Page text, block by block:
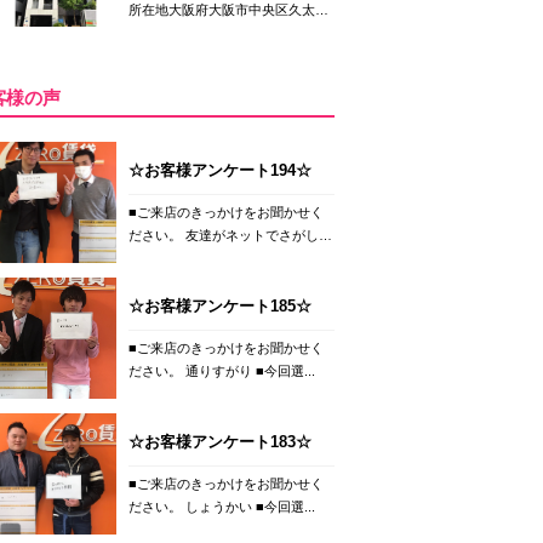
所在地大阪府大阪市中央区久太
様の声
☆お客様アンケート194☆
■ご来店のきっかけをお聞かせく
ださい。 友達がネットでさがし
☆お客様アンケート185☆
■ご来店のきっかけをお聞かせく
ださい。 通りすがり ■今回選...
☆お客様アンケート183☆
■ご来店のきっかけをお聞かせく
ださい。 しょうかい ■今回選...